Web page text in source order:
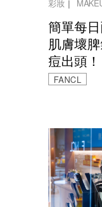
彩妝｜
簡單每
肌膚壞
痘出頭！
FANCL